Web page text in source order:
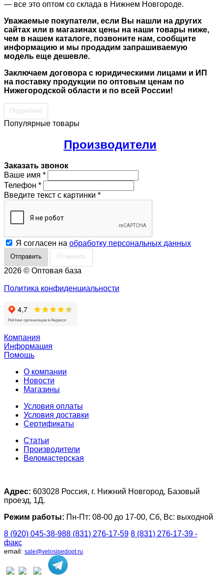
— все это оптом со склада в Нижнем Новгороде.
Уважаемые покупатели, если Вы нашли на других
сайтах или в магазинах цены на наши товары ниже,
чем в нашем каталоге, позвоните нам, сообщите
информацию и мы продадим запрашиваемую
модель еще дешевле.
Заключаем договора с юридическими лицами и ИП
на поставку продукции по оптовым ценам по
Нижегородской области и по всей России!
Подробнее
Популярные товары
Производители
Заказать звонок
Ваше имя *
Телефон *
Введите текст с картинки *
Я согласен на обработку персональных данных
Отменить
2026 © Оптовая база
Политика конфиденциальности
Компания
Информация
Помощь
О компании
Новости
Магазины
Условия оплаты
Условия доставки
Сертификаты
Статьи
Производители
Веломастерская
Адрес: 603028 Россия, г. Нижний Новгород, Базовый
проезд, 1Д.
Режим работы: Пн-Пт: 08-00 до 17-00, Сб, Вс: выходной
8 (920) 045-38-988 (831) 276-17-59 8 (831) 276-17-39 -
факс
email: sale@velosipedopt.ru